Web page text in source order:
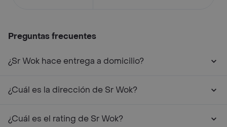
Preguntas frecuentes
¿Sr Wok hace entrega a domicilio?
¿Cuál es la dirección de Sr Wok?
¿Cuál es el rating de Sr Wok?